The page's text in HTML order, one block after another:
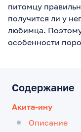
питомцу
получится ли у
любимца.
особенности
Содержание
Акита-ину
Описание